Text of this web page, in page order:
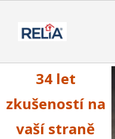
34 let
zkušeností na
vaší straně